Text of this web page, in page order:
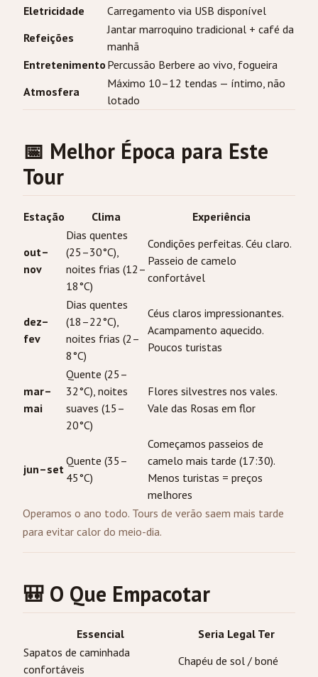
Eletricidade
Carregamento via USB disponível
Refeições
Jantar marroquino tradicional + café da
manhã
Entretenimento Percussão Berbere ao vivo, fogueira
Atmosfera
Máximo 10–12 tendas — íntimo, não
lotado
📅 Melhor Época para Este
Tour
Estação Clima Experiência
out–
nov
Dias quentes
(25–30°C),
noites frias (12–
18°C)
Condições perfeitas. Céu claro.
Passeio de camelo
confortável
dez–
fev
Dias quentes
(18–22°C),
noites frias (2–
8°C)
Céus claros impressionantes.
Acampamento aquecido.
Poucos turistas
mar–
mai
Quente (25–
32°C), noites
suaves (15–
20°C)
Flores silvestres nos vales.
Vale das Rosas em flor
jun–set
Quente (35–
45°C)
Começamos passeios de
camelo mais tarde (17:30).
Menos turistas = preços
melhores
Operamos o ano todo. Tours de verão saem mais tarde
para evitar calor do meio-dia.
🎒 O Que Empacotar
Essencial
Seria Legal Ter
Sapatos de caminhada
confortáveis
Chapéu de sol / boné